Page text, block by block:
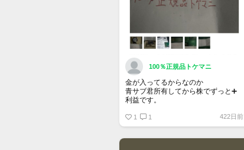
100％正規品トケマニ
金が入ってるからなのか
青サブ君所有してから株でずっと➕
利益です。
銘柄番号7932 ニッピ
1 1 422日前